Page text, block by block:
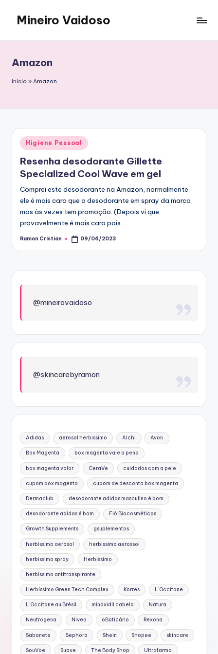
content
Mineiro Vaidoso
Autocuidado
e
Resenhas
Amazon
Início » Amazon
Posted
in
Higiene Pessoal
Resenha desodorante Gillette
Specialized Cool Wave em gel
Comprei este desodorante na Amazon, normalmente
ele é mais caro que o desodorante em spray da marca,
mas às vezes tem promoção. (Depois vi que
provavelmente é mais caro pois…
Posted
Ramon Cristian 09/06/2023
@mineirovaidoso
@skincarebyramon
Adidas aerosol herbissimo Alchi Avon
Box Magenta box magenta vale a pena
box magenta valor CeraVe cuidados com a pele
cupom box magenta cupom de desconto box magenta
Dermaclub desodorante adidas masculino é bom
desodorante adidas é bom Flô Biocosméticos
Growth Supplements gsuplementos
herbissimo aerosol herbissimo aerossol
herbissimo spray Herbíssimo
herbíssimo antitranspirante
Herbíssimo Green Tech Complex Korres L'Occitane
L’Occitane au Brésil minoxidil cabelo Natura
Neutrogena Nivea oBoticário Rexona
Sabonete Sephora Shein Shopee skincare
SouVoe Suave The Body Shop Ultrafarma